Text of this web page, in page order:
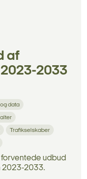
af
2033
data
Trafikselskaber
udbud
2023-2033.